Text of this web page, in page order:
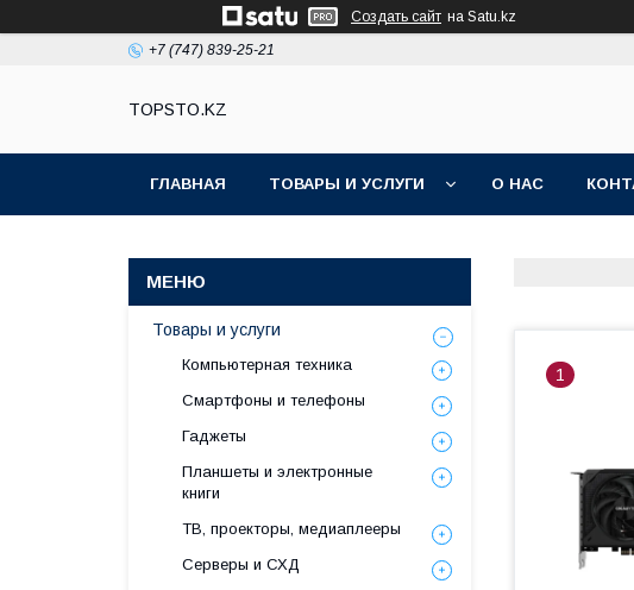
Создать сайт на Satu.kz
+7 (747) 839-25-21
TOPSTO.KZ
ГЛАВНАЯ ТОВАРЫ И УСЛУГИ О НАС
1
Товары и услуги
Компьютерная техника
Смартфоны и телефоны
Гаджеты
Планшеты и электронные
книги
ТВ, проекторы, медиаплееры
Серверы и СХД